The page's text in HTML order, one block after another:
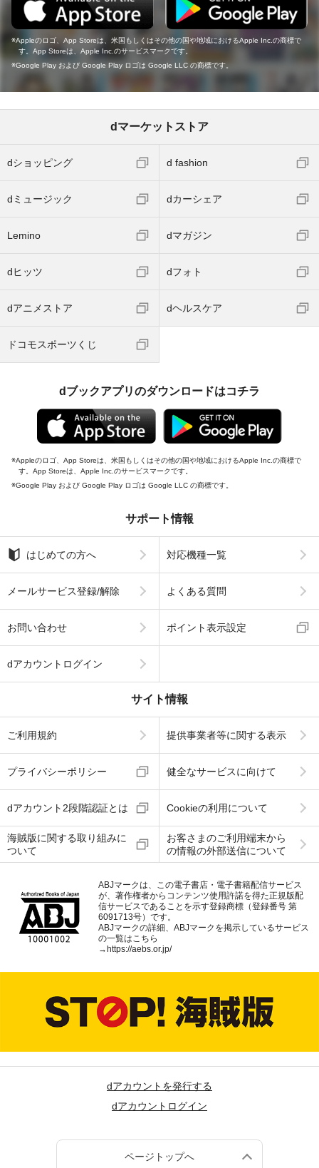
Appleのロゴ、App Storeは、米国もしくはその他の国や地域におけるApple Inc.の商標で
す。App Storeは、Apple Inc.のサービスマークです。
Google Play および Google Play ロゴは Google LLC の商標です。
dマーケットストア
dショッピング d fashion
dミュージック dカーシェア
Lemino dマガジン
dヒッツ dフォト
dアニメストア dヘルスケア
ドコモスポーツくじ
dブックアプリのダウンロードはコチラ
Appleのロゴ、App Storeは、米国もしくはその他の国や地域におけるApple Inc.の商標で
す。App Storeは、Apple Inc.のサービスマークです。
Google Play および Google Play ロゴは Google LLC の商標です。
サポート情報
はじめての方へ 対応機種一覧
メールサービス登録/解除 よくある質問
お問い合わせ ポイント表示設定
dアカウントログイン
サイト情報
ご利用規約 提供事業者等に関する表示
プライバシーポリシー 健全なサービスに向けて
dアカウント2段階認証とは Cookieの利用について
海賊版に関する取り組みに
ついて
お客さまのご利用端末から
の情報の外部送信について
ABJマークは、この電子書店・電子書籍配信サービス
が、著作権者からコンテンツ使用許諾を得た正規版配
信サービスであることを示す登録商標（登録番号 第
6091713号）です。
ABJマークの詳細、ABJマークを掲示しているサービス
の一覧はこちら
→ https://aebs.or.jp/
dアカウントを発行する
dアカウントログイン
ページトップへ